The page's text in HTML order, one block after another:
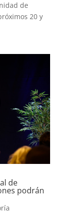
de
20 y
de
podrán